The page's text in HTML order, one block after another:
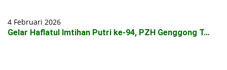
4 Februari 2026
Gelar Haflatul Imtihan Putri ke-94, PZH Genggong T…